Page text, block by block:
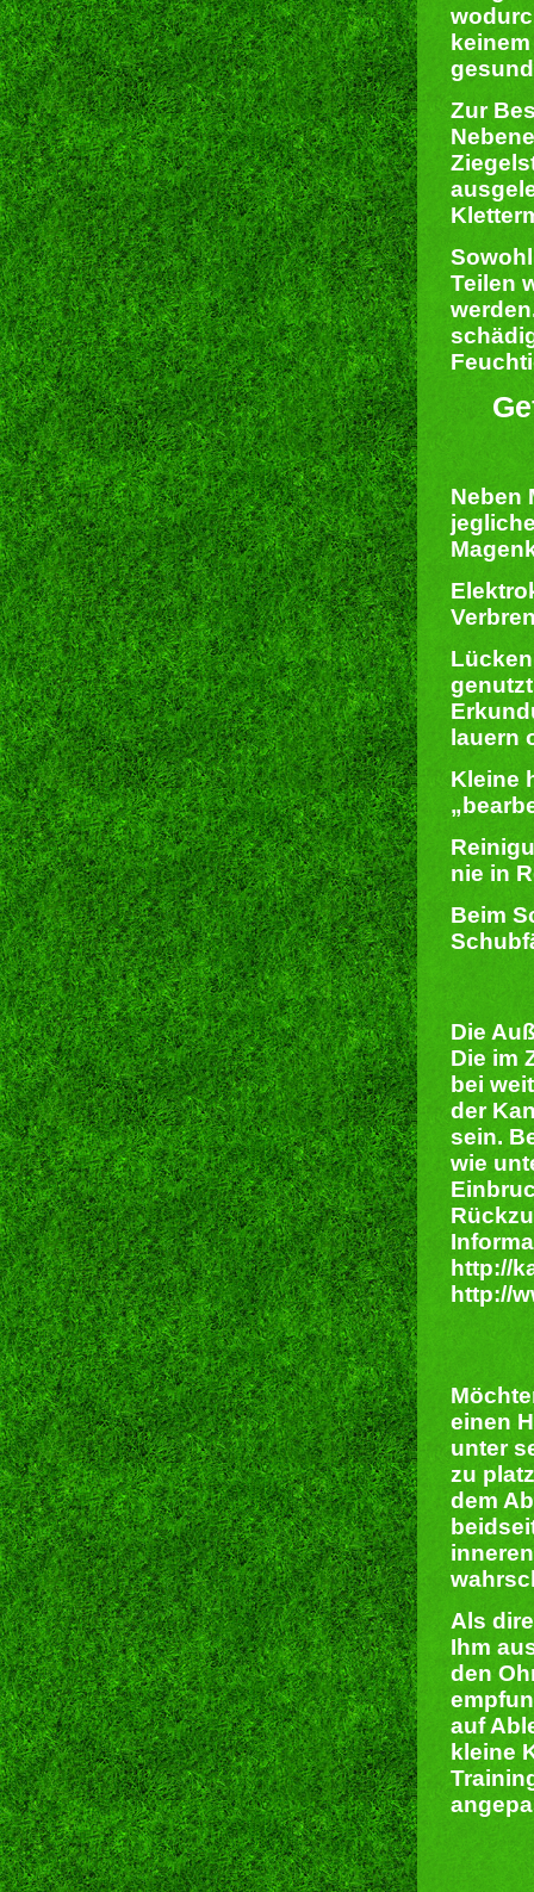
Zur
Teilen
Neben
lauern
Kleine
nie in
Beim
Die
Die im
bei
der
sein.
wie
http://
http://
einen
unter
zu
dem
Als
Ihm
den
auf
kleine